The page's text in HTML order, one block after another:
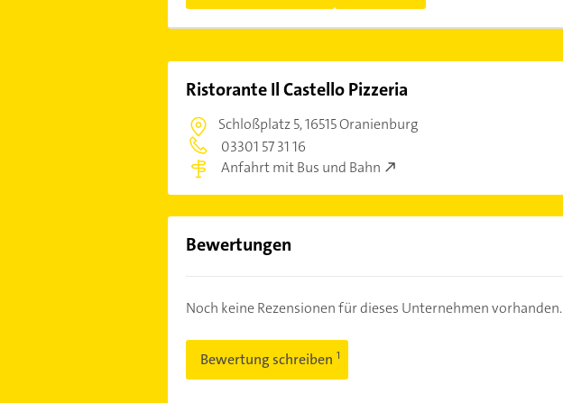
Ristorante Il Castello Pizzeria
Schloßplatz 5,16515 Oranienburg
03301 57 31 16
Anfahrt mit Bus und Bahn
Bewertungen
Noch keine Rezensionen für dieses Unternehmen vorhanden.
Bewertung schreiben